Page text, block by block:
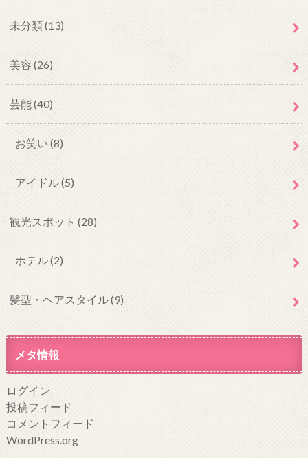
未分類(13)
美容 (26)
芸能(40)
お笑い (8)
アイドル(5)
観光スポット (28)
ホテル(2)
髪型・ヘアスタイル(9)
メタ情報
ログイン
投稿フィード
コメントフィード
WordPress.org